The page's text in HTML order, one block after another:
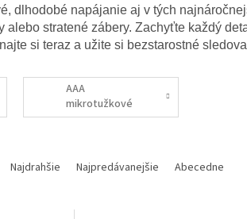
dlhodobé napájanie aj v tých
alebo stratené zábery. Zachyťte každý
si teraz a užite si bezstarostné
AAA
mikrotužkové
Li-ion 1,5V
Najdrahšie Najpredávanejšie Abecedne